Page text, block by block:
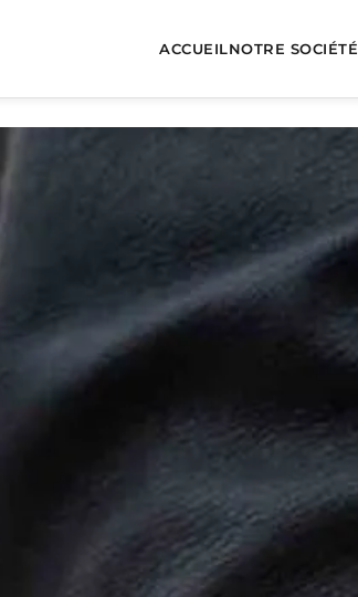
ACCUEILNOTRE SOCIÉTÉ